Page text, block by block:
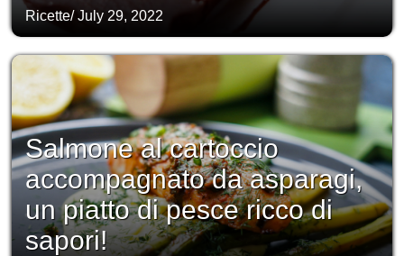
Ricette/July 29, 2022
Salmone al cartoccio
accompagnato da asparagi,
un piatto di pesce ricco di
sapori!